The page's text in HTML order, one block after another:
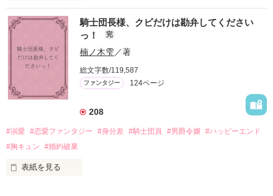
「──はい、喜んで！」
出会いは最悪、結婚生活は最高……？
愛を知らない公爵と天然怪力令嬢の溺愛バイオレンスラブコメ
ディです。
＊この世界のお金はお札にさせてください。
＊なろう、カクヨム、アルファポリス掲載中
作品を読む
＼異世界ラブコメ×ハッピーファンタジー／
「いやっほぉぉおお〜い！！！！」
バンジーした侯爵令嬢の先にいたのは
甘いマスクの公爵様の頭上でした
「…は？」
騎士団長様、クビだけは勘弁してください
っ！
完
楠ノ木雫／著
総文字数/119,587
ファンタジー 124ページ
208
#溺愛 #恋愛ファンタジー #身分差 #騎士団員 #男爵令嬢 #ハッピーエンド
#胸キュン
#婚約破棄
表紙を見る